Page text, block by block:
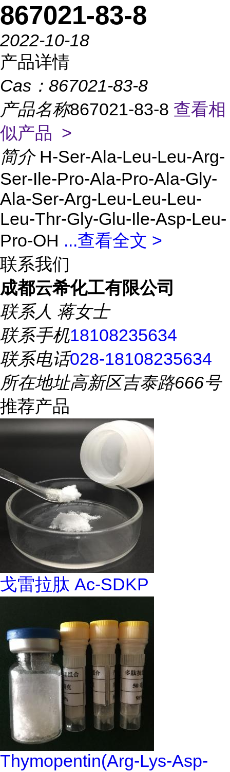
867021-83-8
2022-10-18
产品详情
Cas： 867021-83-8
产品名称867021-83-8 查看相
似产品 >
简介 H-Ser-Ala-Leu-Leu-Arg-
Ser-Ile-Pro-Ala-Pro-Ala-Gly-
Ala-Ser-Arg-Leu-Leu-Leu-
Leu-Thr-Gly-Glu-Ile-Asp-Leu-
Pro-OH ...查看全文 >
联系我们
成都云希化工有限公司
联系人 蒋女士
联系手机18108235634
联系电话028-18108235634
所在地址高新区吉泰路666号
推荐产品
戈雷拉肽 Ac-SDKP
Thymopentin(Arg-Lys-Asp-